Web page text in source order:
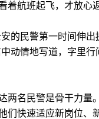
着航班起飞，才放心
民警第一时间伸出
动情地写道，字里
名民警是骨干力量
们快速适应新岗位、